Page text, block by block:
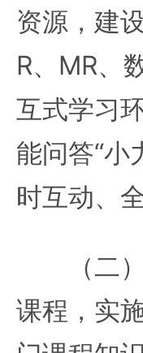
资源，建
R、MR、
互式学习
能问答“
时互动、
（二）
课程，实